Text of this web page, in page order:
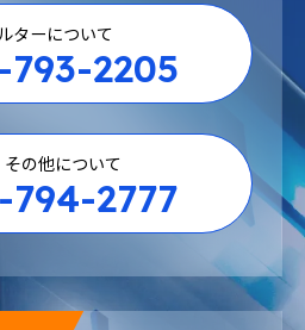
ターについて
793-2205
の他について
794-2777